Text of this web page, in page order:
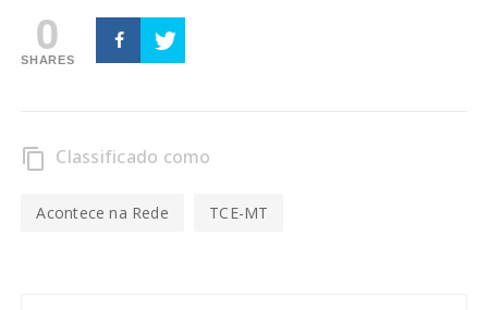
0
SHARES
content_copy Classificado como
Acontece na Rede TCE-MT